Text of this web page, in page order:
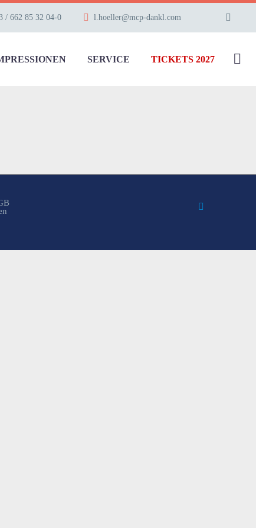
/ 662 85 32 04-0 l.hoeller@mcp-dankl.com
SERVICE TICKETS 2027